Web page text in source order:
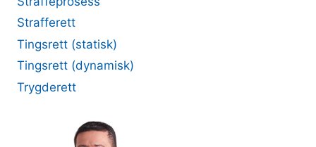
Strafferett
Tingsrett (statisk)
Tingsrett (dynamisk)
Trygderett